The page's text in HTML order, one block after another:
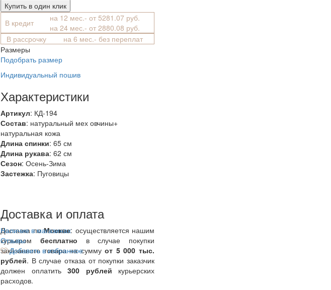
Купить в один клик
В кредит
на 12 мес.- от 5281.07 руб.
на 24 мес.- от 2880.08 руб.
В рассрочку
на 6 мес.- без переплат
Размеры
Подобрать размер
Индивидуальный пошив
Характеристики
Артикул: КД-194
Состав: натуральный мех овчины+
натуральная кожа
Длина спинки: 65 см
Длина рукава: 62 см
Сезон: Осень-Зима
Застежка: Пуговицы
Доставка и оплата
Доставка поМоскве: осуществляется нашим
курьером бесплатно в случае покупки
заказанного товара на суммуот 5 000 тыс.
рублей. В случае отказа от покупки заказчик
должен оплатить 300 рублей курьерских
расходов.
Наличие в магазинах
Отзывы
Добавить в избранное